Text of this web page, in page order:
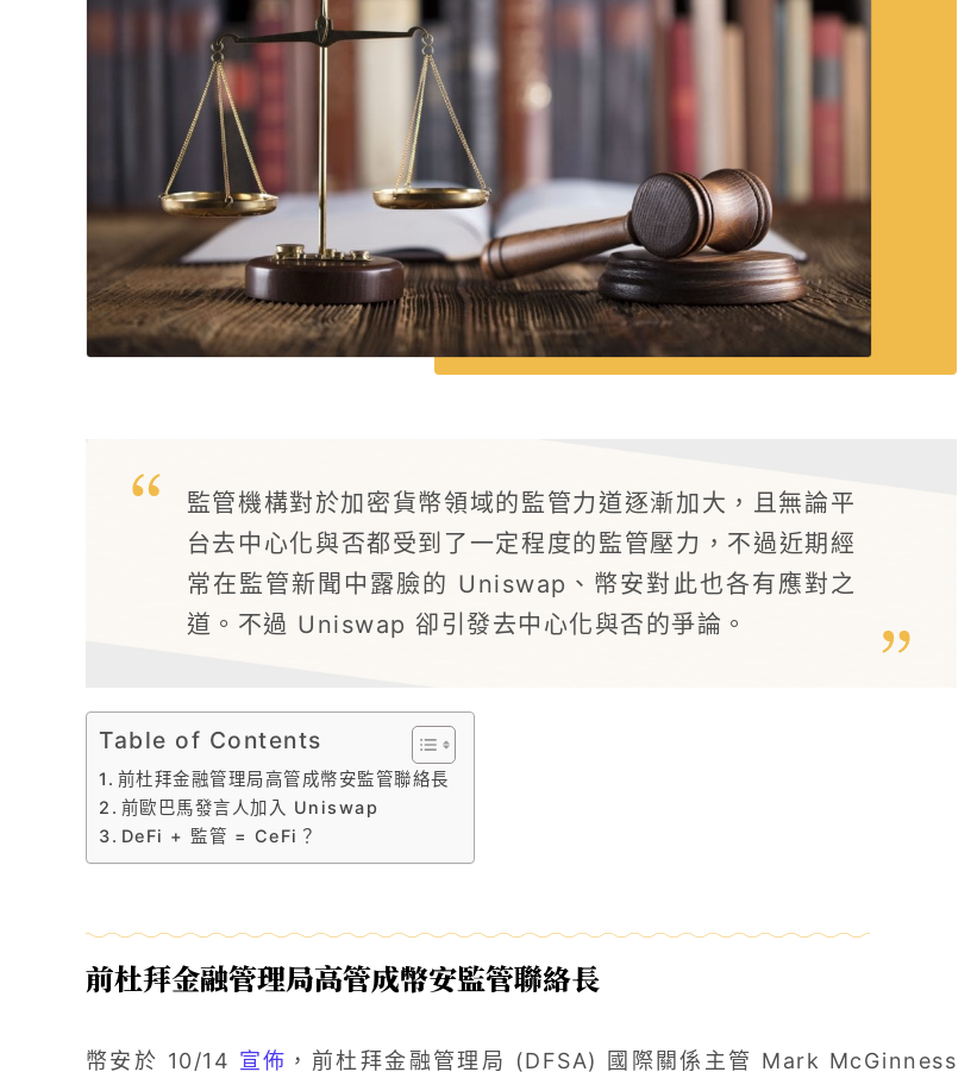
監管機構對於加密貨幣領域的監管力道逐漸加大，且無論平
台去中心化與否都受到了一定程度的監管壓力，不過近期經
常在監管新聞中露臉的 Uniswap、幣安對此也各有應對之
道。不過 Uniswap 卻引發去中心化與否的爭論。
Table of Contents
前杜拜金融管理局高管成幣安監管聯絡長
前歐巴馬發言人加入 Uniswap
DeFi + 監管 = CeFi？
前杜拜金融管理局高管成幣安監管聯絡長
幣安於 10/14 宣佈 ，前杜拜金融管理局 (DFSA) 國際關係主管 Mark McGinness